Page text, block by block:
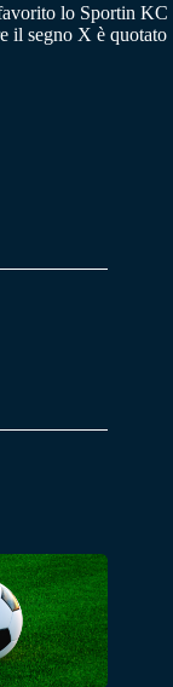
lo Sportin KC
il segno X è quotato